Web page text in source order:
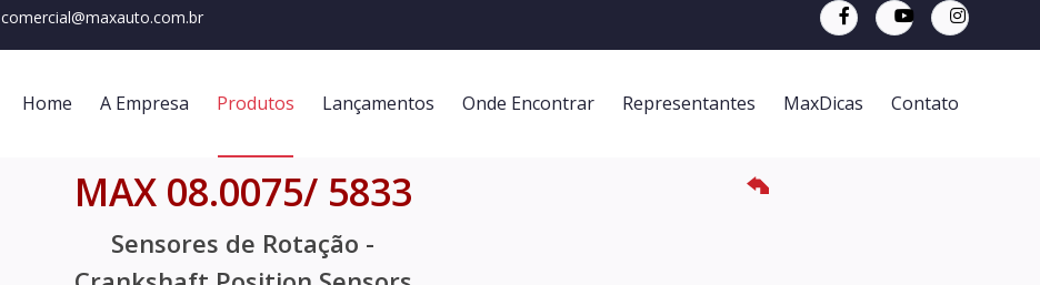
comercial@maxauto.com.br
Home A Empresa Produtos Lançamentos Onde Encontrar Representantes MaxDicas Contato
MAX 08.0075/ 5833
Sensores de Rotação -